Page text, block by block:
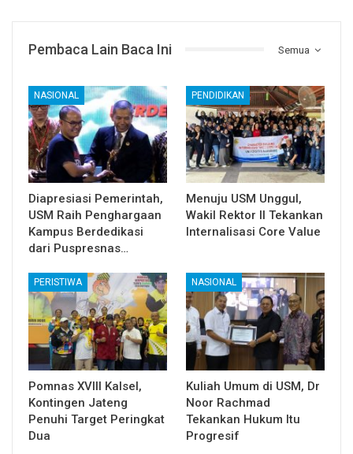
Semua
Pembaca Lain Baca Ini
NASIONAL
Diapresiasi Pemerintah,
USM Raih Penghargaan
Kampus Berdedikasi
dari Puspresnas…
PENDIDIKAN
Menuju USM Unggul,
Wakil Rektor II Tekankan
Internalisasi Core Value
PERISTIWA
Pomnas XVIII Kalsel,
Kontingen Jateng
Penuhi Target Peringkat
Dua
NASIONAL
Kuliah Umum di USM, Dr
Noor Rachmad
Tekankan Hukum Itu
Progresif